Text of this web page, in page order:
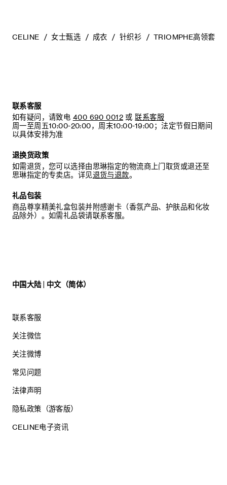
CELINE 女士甄选 成衣 针织衫 TRIOMPHE高领套头
联系客服
如有疑问，请致电 400 690 0012 或 联系客服
周一至周五10:00-20:00，周末10:00-19:00；法定节假日期间
以具体安排为准
退换货政策
如需退货，您可以选择由思琳指定的物流商上门取货或退还至
思琳指定的专卖店。详见退货与退款。
礼品包装
商品尊享精美礼盒包装并附感谢卡（香氛产品、护肤品和化妆
品除外）。如需礼品袋请联系客服。
中国大陆 | 中文（简体）
联系客服
关注微信
关注微博
常见问题
法律声明
隐私政策（游客版）
CELINE电子资讯